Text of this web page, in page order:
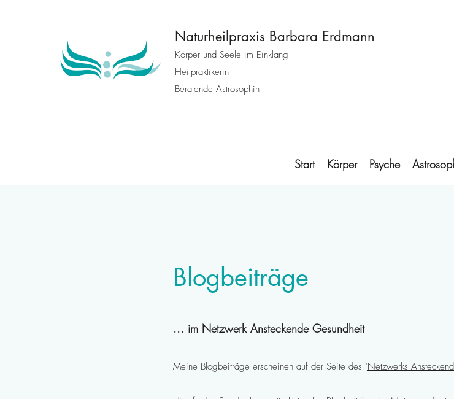
Naturheilpraxis Barbara Erdmann
Körper und Seele im Einklang
Heilpraktikerin
Beratende Astrosophin
Start Körper Psyche
Blogbeiträge
... im Netzwerk Ansteckende Gesundheit
Meine Blogbeiträge erscheinen auf der Seite des "Netzwerks